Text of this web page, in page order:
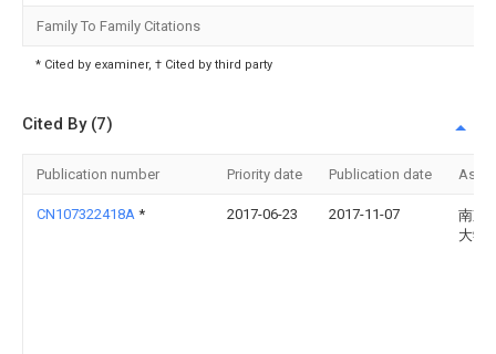
Family To Family Citations
* Cited by examiner, † Cited by third party
Cited By (7)
Publication number Priority date Publication date
CN107322418A * 2017-06-23 2017-11-07
南京
大学